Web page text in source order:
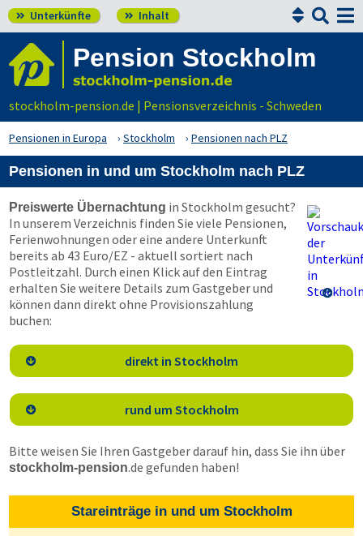
 Unterkünfte  Inhalt 

Pension Stockholm
stockholm-pension.de | Pensionsverzeichnis - Schweden
Pensionen in Europa Stockholm Pensionen nach PLZ
Pensionen in und um Stockholm nach PLZ

Preiswerte Übernachtung in Stockholm gesucht?
In unserem Verzeichnis finden Sie viele Pensionen,
Ferienwohnungen oder eine andere Unterkunft
bereits ab 43 Euro/EZ - aktuell sortiert nach
Postleitzahl. Durch einen Klick auf den Eintrag
erhalten Sie weitere Details zum Gastgeber und
können dann direkt ohne Provisionszahlung
buchen:
 direkt in Stockholm
 rund um Stockholm
Bitte weisen Sie Ihren Gastgeber darauf hin, dass Sie ihn über
stockholm-pension.de gefunden haben!
Stareinträge in und um Stockholm